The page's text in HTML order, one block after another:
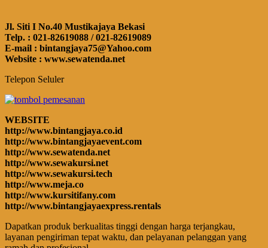
Jl. Siti I No.40 Mustikajaya Bekasi
Telp. : 021-82619088 / 021-82619089
E-mail : bintangjaya75@Yahoo.com
Website : www.sewatenda.net
Telepon Seluler
WEBSITE
http://www.bintangjaya.co.id
http://www.bintangjayaevent.com
http://www.sewatenda.net
http://www.sewakursi.net
http://www.sewakursi.tech
http://www.meja.co
http://www.kursitifany.com
http://www.bintangjayaexpress.rentals
Dapatkan produk berkualitas tinggi dengan harga terjangkau,
layanan pengiriman tepat waktu, dan pelayanan pelanggan yang